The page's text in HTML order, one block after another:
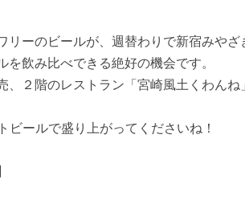
リーのビールが、週替わりで新宿みやざ
を飲み比べできる絶好の機会です。
、２階のレストラン「宮崎風土くわん
ビールで盛り上がってくださいね！